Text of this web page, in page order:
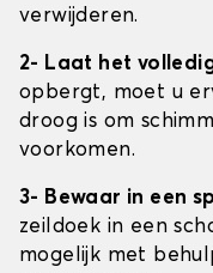
verwijderen.
2- Laat het
opbergt, moet u
droog is om
voorkomen.
3- Bewaar in een
zeildoek in een
mogelijk met